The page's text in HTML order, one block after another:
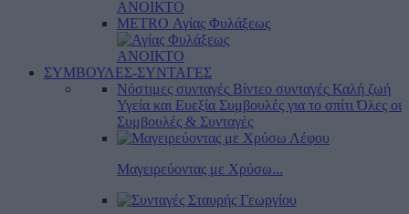
ΑΝΟΙΚΤΟ
METRO Αγίας Φυλάξεως
ΑΝΟΙΚΤΟ
ΣΥΜΒΟΥΛΕΣ-ΣΥΝΤΑΓΕΣ
Νόστιμες συνταγές Βίντεο συνταγές Καλή ζωή
Υγεία και Ευεξία Συμβουλές για το σπίτι Όλες οι
Συμβουλές & Συνταγές
Μαγειρεύοντας με Χρύσω...